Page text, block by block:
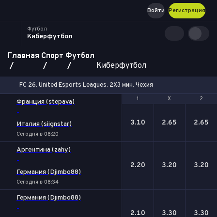
Регистрация
Войти
Футбол
Киберфутбол
Главная Спорт Футбол
Киберфутбол
FC 26. United Esports Leagues. 2X3 мин. Чехия
1 Х 2
Франция (stepava)
-
Италия (siignstar)
Сегодня в 08:20
1 Х 2
3.10 2.65 2.65
Аргентина (zahy)
-
Германия (Djimbo88)
Сегодня в 08:34
2.20 3.20 3.20
Германия (Djimbo88)
- 2.10 3.30 3.30